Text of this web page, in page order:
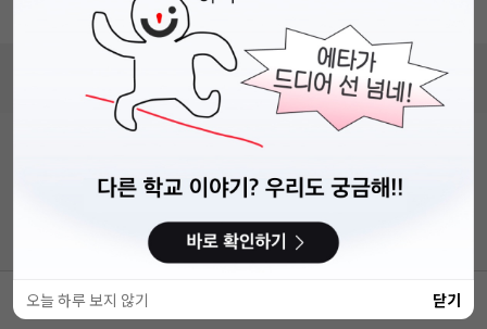
■ 문의전화 : 02-739-5443 (소비자시민모임)
웹사이트 바로가기 공유
서울특별시 마포구 양화로 113, 5층
사업자등록번호 : 572-87-02009
개인정보처리방침 커뮤니티이용규칙 공지사항
© 에브리커리어(캠퍼스픽)
오늘 하루 보지 않기 닫기